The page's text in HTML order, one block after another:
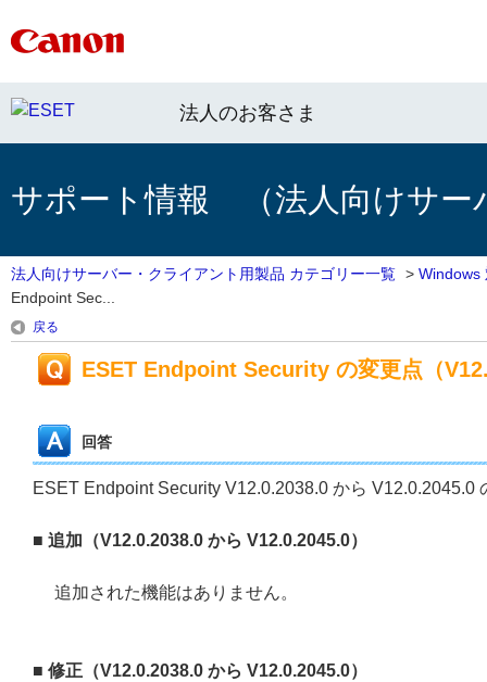
法人のお客さま
サポート情報 （法人向けサー
法人向けサーバー・クライアント用製品 カテゴリー一覧 > Windows
Endpoint Sec...
戻る
ESET Endpoint Security の変更点（
回答
ESET Endpoint Security V12.0.2038.0 から V12.0.2045.0
■ 追加（V12.0.2038.0 から V12.0.2045.0）
追加された機能はありません。
■ 修正（V12.0.2038.0 から V12.0.2045.0）